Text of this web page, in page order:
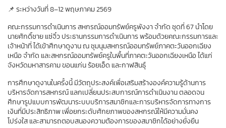
📌 ระหว่างวันที่ 8–12 พฤษภาคม 2569
คณะกรรมการดำเนินการ สหกรณ์ออมทรัพย์ครูพังงา จำกัด ชุดที่ 67 นำโดย
นายศักดิ์ชาย แซ่จิ๋ว ประธานกรรมการดำเนินการ พร้อมด้วยคณะกรรมการและ
เจ้าหน้าที่ ได้เข้าศึกษาดูงาน ณ ชุมนุมสหกรณ์ออมทรัพย์ภาคตะวันออกเฉียง
เหนือ จำกัด และสหกรณ์ออมทรัพย์ครูในพื้นที่ภาคตะวันออกเฉียงเหนือ ได้แก่
จังหวัดมหาสารคาม ขอนแก่น ร้อยเอ็ด และกาฬสินธุ์
การศึกษาดูงานในครั้งนี้ มีวัตถุประสงค์เพื่อเสริมสร้างองค์ความรู้ด้านการ
บริหารจัดการสหกรณ์ แลกเปลี่ยนประสบการณ์การดำเนินงาน ตลอดจน
ศึกษารูปแบบการพัฒนาระบบบริการสมาชิกและการบริหารจัดการทางการ
เงินที่มีประสิทธิภาพ เพื่อยกระดับศักยภาพของสหกรณ์ให้มีความมั่นคง
โปร่งใส และสามารถตอบสนองความต้องการของสมาชิกได้อย่างยั่งยืน